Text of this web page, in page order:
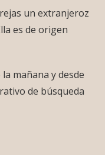
un extranjeroz
es de origen
mañana y desde
de búsqueda